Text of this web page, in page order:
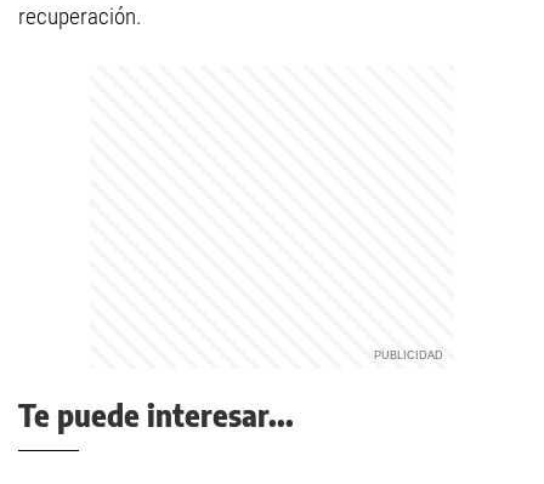
recuperación.
Te puede interesar...